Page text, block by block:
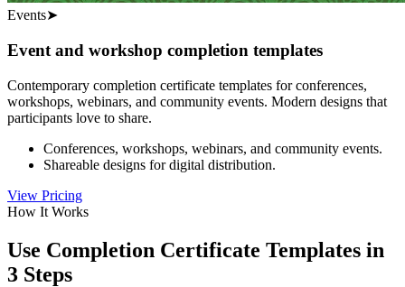
Events➤
Event and workshop completion templates
Contemporary completion certificate templates for conferences,
workshops, webinars, and community events. Modern designs that
participants love to share.
Conferences, workshops, webinars, and community events.
Shareable designs for digital distribution.
View Pricing
How It Works
Use Completion Certificate Templates in
3 Steps